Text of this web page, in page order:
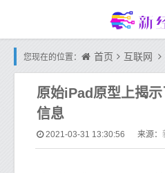
您现在的位置： 首页 互联网
原始iPad原型上揭
信息
2021-03-31 13:30:56 来源：